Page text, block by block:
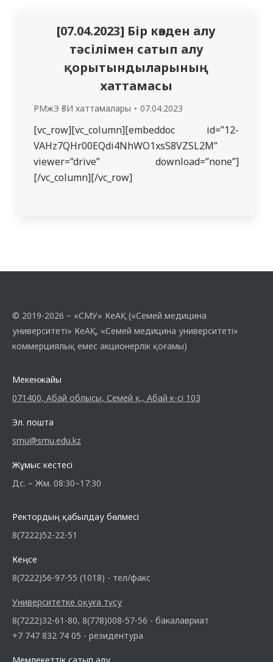
[07.04.2023] Бір көзден алу
тәсілімен сатып алу
қорытындыларының
хаттамасы
РМжЭ ҒЗИ хаттамалары 07.04.2023
[vc_row][vc_column][embeddoc id=”12-
VAHz7QHr00EQdi4NhWO1xsS8VZSL2M”
viewer=”drive” download=”none”]
[/vc_column][/vc_row]
© 2019-2026 – «СМУ» КеАҚ («Семей медицина
университеті» КеАҚ, «Семей медицина университеті»
коммерциялық емес акционерлік қоғамы)
Мекенжайы
071400, Абай облысы, Семей қ., Абай к-сі 103
Эл. пошта
smu@smu.edu.kz
Жұмыс кестесі
Дс. – Жм. 08:30–17:30
Ректордың қабылдау бөлмесі
8(7222)52-22-51
Кеңсе
8(7222)56-97-55 (1018) - тел/факс
Университетке оқуға түсу
8(7222)32-61-80, 8(778)008-57-56 - бакалавриат
+7 747 832 74 05 - резидентура